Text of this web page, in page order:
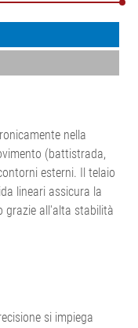
nella
(battistrada,
esterni. Il telaio
lineari assicura la
grazie all'alta stabilità
si impiega